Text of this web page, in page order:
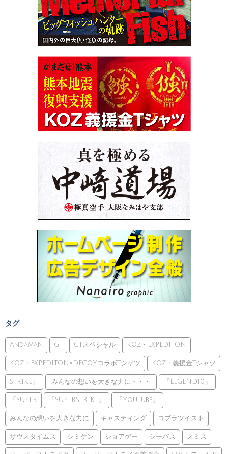
タグ
Andaman GT GTスペシャル KOZ・EXPEDITON
KOZ・EXPEDITON×DECOYコラボTシャツ KOZ・義援金Tシャツ
STRIKE」 ”みんなの想いを大きな力に・・・” 「LEGEND10」
「SUPER 「SUPERSTRIKE」 「YouTube」
みんなの想いを大きな力に キャスティング コブラツイスト
サウスタイムス シミケン ショアゲー シーバス スミス